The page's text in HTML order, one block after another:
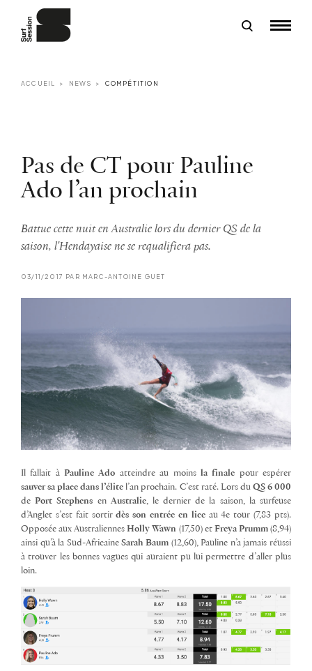
ACCUEIL NEWS COMPÉTITION
Pas de CT pour Pauline
Ado l’an prochain
Battue cette nuit en Australie lors du dernier QS de la
saison, l'Hendayaise ne se requalifiera pas.
03/11/2017 PAR MARC-ANTOINE GUET
Il fallait àPauline Ado atteindre au moins la finale pour espérer
sauver sa place dans l’élite l’an prochain. C’est raté. Lors du QS 6 000
de Port Stephens en Australie, le dernier de la saison, la surfeuse
d’Anglet s’est fait sortirdès son entrée en liceau 4e tour (7,83 pts).
Opposée aux AustraliennesHolly Wawn (17,50) et Freya Prumm(8,94)
ainsi qu’à la Sud-AfricaineSarah Baum (12,60), Pauline n’a jamais réussi
à trouver les bonnes vagues qui auraient pu lui permettre d’aller plus
loin.